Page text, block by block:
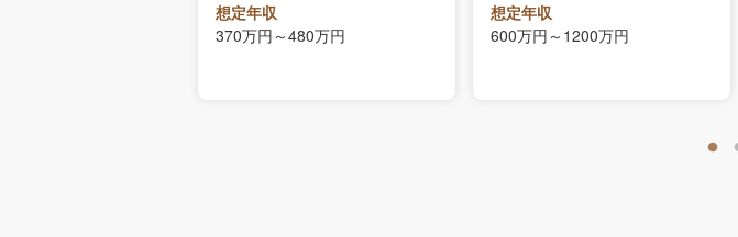
想定年収
370万円～480万円
想定年収
600万円～1200万円